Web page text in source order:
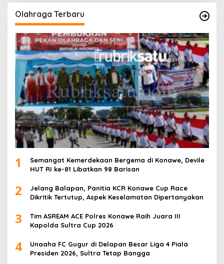
Olahraga Terbaru
1
Semangat Kemerdekaan Bergema di Konawe, Devile
HUT RI ke-81 Libatkan 98 Barisan
2
Jelang Balapan, Panitia KCR Konawe Cup Race
Dikritik Tertutup, Aspek Keselamatan Dipertanyakan
3
Tim ASREAM ACE Polres Konawe Raih Juara III
Kapolda Sultra Cup 2026
4
Unaaha FC Gugur di Delapan Besar Liga 4 Piala
Presiden 2026, Sultra Tetap Bangga